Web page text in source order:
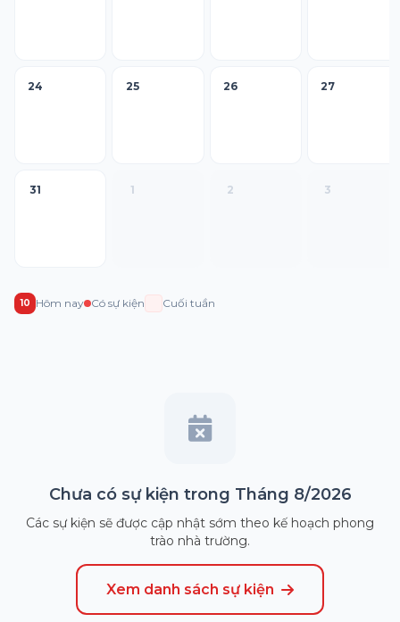
24 25 26 27
31 1 2 3
10 Hôm nay Có sự kiện Cuối tuần
Chưa có sự kiện trong Tháng 8/2026
Các sự kiện sẽ được cập nhật sớm theo kế hoạch phong
trào nhà trường.
Xem danh sách sự kiện